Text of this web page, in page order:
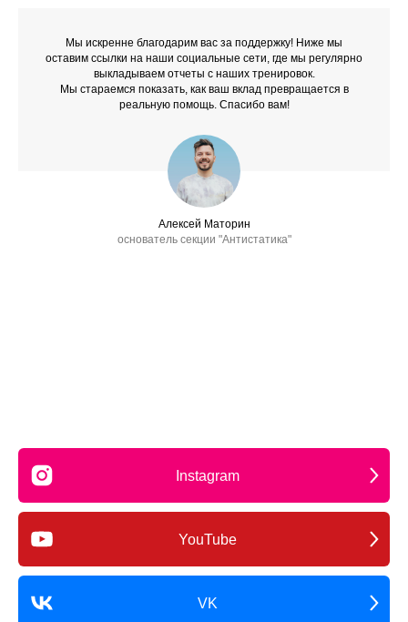
Мы искренне благодарим вас за поддержку! Ниже мы
оставим ссылки на наши социальные сети, где мы регулярно
выкладываем отчеты с наших тренировок.
Мы стараемся показать, как ваш вклад превращается в
реальную помощь. Спасибо вам!
Алексей Маторин
основатель секции "Антистатика"
Instagram
YouTube
VK